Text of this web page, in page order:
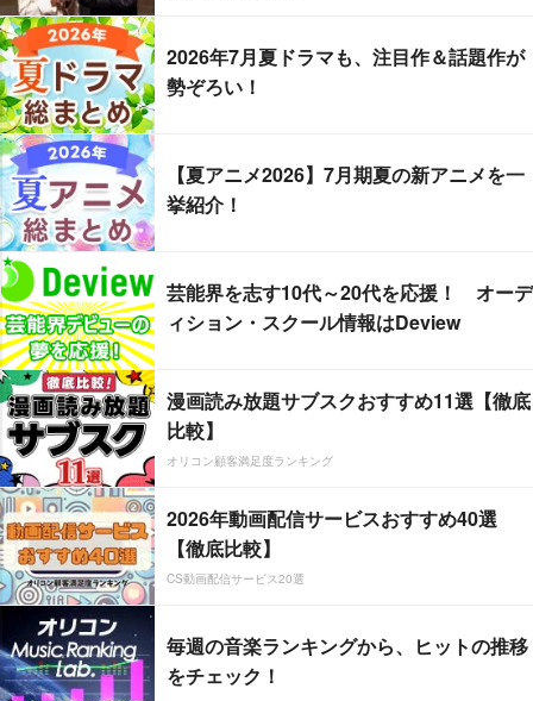
2026年7月夏ドラマも、注目作＆話題作が
勢ぞろい！
【夏アニメ2026】7月期夏の新アニメを一
挙紹介！
芸能界を志す10代～20代を応援！ オーデ
ィション・スクール情報はDeview
漫画読み放題サブスクおすすめ11選【徹底
比較】
オリコン顧客満足度ランキング
2026年動画配信サービスおすすめ40選
【徹底比較】
CS動画配信サービス20選
毎週の音楽ランキングから、ヒットの推移
をチェック！